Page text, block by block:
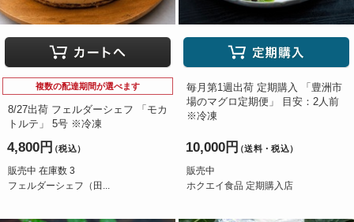
複数の配達期間が選べます
8/27出荷 フェルダーシェフ 「モカ
トルテ」 5号 ※冷凍
4,800円（税込）
販売中 在庫数 3
フェルダーシェフ（田...
毎月第1週出荷 定期購入 「豊洲市
場のマグロ定期便」 目安：2人前
※冷凍
10,000円（送料・税込）
販売中
ホクエイ食品 定期購入店